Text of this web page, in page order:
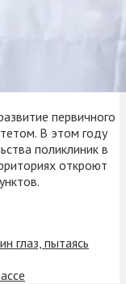
первичного
В этом году
поликлиник в
откроют
глаз, пытаясь